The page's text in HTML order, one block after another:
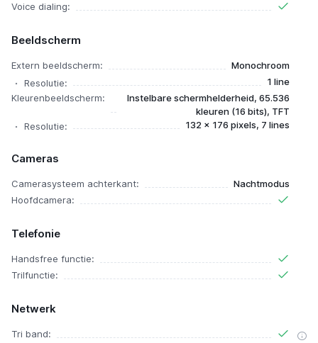
Voice dialing:
Beeldscherm
Extern beeldscherm:
Monochroom
Resolutie:
1 line
Kleurenbeeldscherm:
Instelbare schermhelderheid, 65.536
kleuren (16 bits), TFT
Resolutie:
132 x 176 pixels, 7 lines
Cameras
Camerasysteem achterkant:
Nachtmodus
Hoofdcamera:
Telefonie
Handsfree functie:
Trilfunctie:
Netwerk
Tri band: